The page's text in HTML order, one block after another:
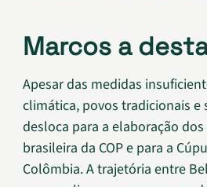
Marcos a
Apesar das medidas
climática, povos tradicionais e
desloca para a elaboração
brasileira da COP e para a
Colômbia. A trajetória entre